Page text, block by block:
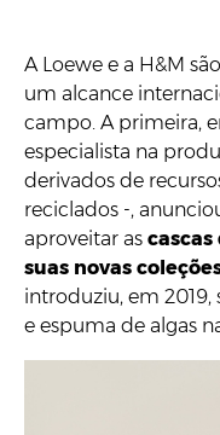
A Loewe e a H&M
um alcance
campo. A primeira,
especialista na
derivados de
reciclados -,
aproveitar as
suas novas
introduziu, em 2019,
e espuma de algas